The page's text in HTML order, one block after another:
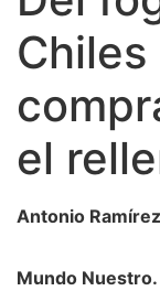
el
Antonio
Mundo Nuestro.